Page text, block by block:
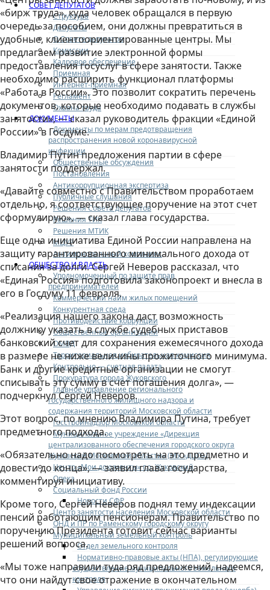
СОВЕТ ДЕПУТАТОВ
Структура
Депутаты
О Совете депутатов
Комиссии
Кадровое обеспечение
Приемная
Интернет-приемная
Регламент
Охрана труда
ДОКУМЕНТЫ
Документы по мерам предотвращения
распространения новой коронавирусной
инфекции
Общественные обсуждения
Постановления
Антикоррупционная экспертиза
Публичные слушания
Решения Совета депутатов
Решения ТИК
Решения МТИК
МЦУР
Антимонопольный комплаенс
ОБЩЕСТВО И ВЛАСТЬ
Уполномоченный по защите прав
предпринимателей
Коммерческий найм жилых помещений
Конкурентная среда
Противодействие коррупции
Общественные организации
ОМВД
Территориальная избирательная комиссия
Контрольно — счетная палата
Прокуратура города Жуковского
Главное управление регионального
государственного жилищного надзора и
содержания территорий Московской области
Госстройнадзор Московской области
Муниципальное учреждение «Дирекция
централизованного обеспечения городского округа
Жуковский Московской области» (МУ «ДЦО»)
Центр «Мои документы» г.о. Жуковский
Опека
Социальный фонд России
Новости СФР
Центр занятости населения Московской области
ОНД и ПР по Раменскому городскому округу
Муниципальный земельный контроль
Отдел земельного контроля
Нормативно-правовые акты (НПА), регулирующие
осуществление муниципального земельного
контроля
«бирж труда», куда человек обращался в первую
очередь за пособием, они должны превратиться в
удобные, клиентоориентированные центры. Мы
предлагаем развитие электронной формы
предоставления госуслуг в сфере занятости. Также
необходимо расширить функционал платформы
«Работа в России». Это позволит сократить перечень
документов, которые необходимо подавать в службы
занятости», — сказал руководитель фракции «Единой
России» в Госдуме.
Владимир Путин предложения партии в сфере
занятости поддержал.
«Давайте совместно с Правительством проработаем
отдельно, я соответствующее поручение на этот счет
сформулирую», — сказал глава государства.
Еще одна инициатива Единой России направлена на
защиту гарантированного минимального дохода от
списания за долги. Сергей Неверов рассказал, что
«Единая Россия» подготовила законопроект и внесла в
его в Госдуму 11 февраля.
«Реализация нашего закона даст возможность
должнику указать в службе судебных приставов
банковский счет для сохранения ежемесячного дохода
в размере не ниже величины прожиточного минимума.
Банк и другие кредитные организации не смогут
списывать эту сумму в счет погашения долга», —
подчеркнул Сергей Неверов.
Этот вопрос, по мнению Владимира Путина, требует
предметного подхода.
«Обязательно надо посмотреть на это предметно и
довести до конца», — заявил глава государства,
комментируя инициативу.
Кроме того, Сергей Неверов поднял тему индексации
пенсий работающим пенсионерам. Правительство по
поручению Президента готовит сейчас варианты
решений вопроса.
«Мы тоже направили туда ряд предложений, надеемся,
что они найдут свое отражение в окончательном